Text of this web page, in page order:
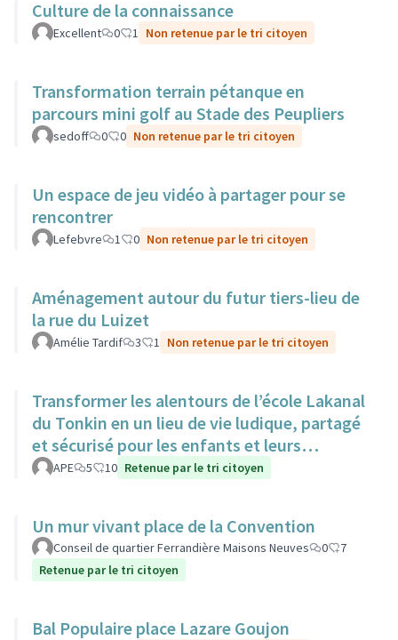
Culture de la connaissance
Excellent 0 1 Non retenue par le tri citoyen
Transformation terrain pétanque en
parcours mini golf au Stade des Peupliers
sedoff 0 0 Non retenue par le tri citoyen
Un espace de jeu vidéo à partager pour se
rencontrer
Lefebvre 1 0 Non retenue par le tri citoyen
Aménagement autour du futur tiers-lieu de
la rue du Luizet
Amélie Tardif 3 1 Non retenue par le tri citoyen
Transformer les alentours de l’école Lakanal
du Tonkin en un lieu de vie ludique, partagé
et sécurisé pour les enfants et leurs
familles.
APE 5 10 Retenue par le tri citoyen
Un mur vivant place de la Convention
Conseil de quartier Ferrandière Maisons Neuves 0
7
Retenue par le tri citoyen
Bal Populaire place Lazare Goujon